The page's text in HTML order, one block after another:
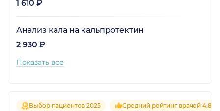
1 610 ₽
Анализ кала на кальпротектин
2 930 ₽
Показать все
Выбор пациентов 2025 Средний рейтинг врачей 4.8